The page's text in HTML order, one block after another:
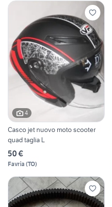
4
Casco jet nuovo moto scooter
quad taglia L
50 €
Favria (TO)